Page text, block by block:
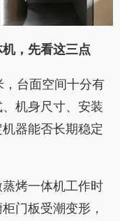
，先看这三点
台面空间十分有
机身尺寸、安装
器能否长期稳定
烤一体机工作时
门板受潮变形，